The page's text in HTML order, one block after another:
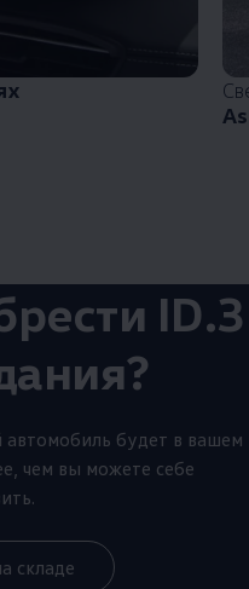
ID.3
будет в вашем
чем вы можете себе
складе